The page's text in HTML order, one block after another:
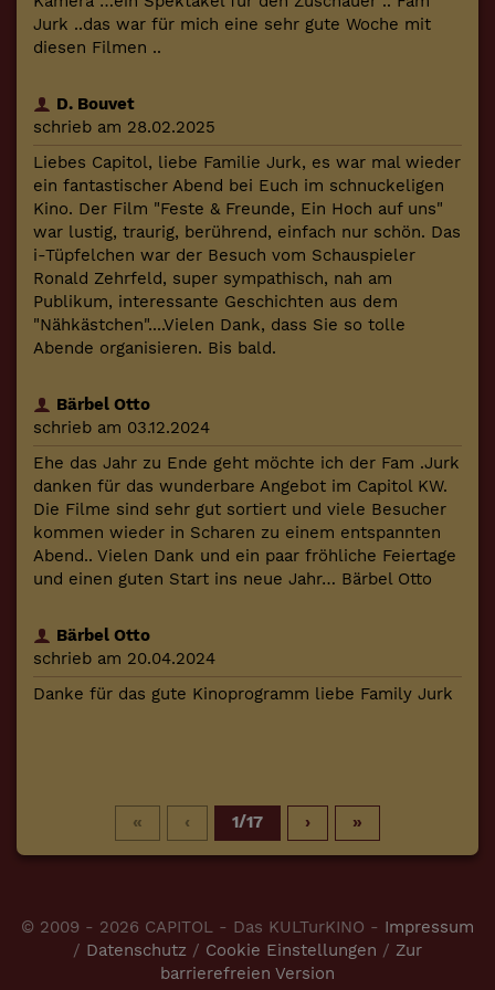
Jurk ..das war für mich eine sehr gute Woche mit
diesen Filmen ..
D. Bouvet
schrieb am 28.02.2025
Liebes Capitol, liebe Familie Jurk, es war mal wieder
ein fantastischer Abend bei Euch im schnuckeligen
Kino. Der Film "Feste & Freunde, Ein Hoch auf uns"
war lustig, traurig, berührend, einfach nur schön. Das
i-Tüpfelchen war der Besuch vom Schauspieler
Ronald Zehrfeld, super sympathisch, nah am
Publikum, interessante Geschichten aus dem
"Nähkästchen"....Vielen Dank, dass Sie so tolle
Abende organisieren. Bis bald.
Bärbel Otto
schrieb am 03.12.2024
Ehe das Jahr zu Ende geht möchte ich der Fam .Jurk
danken für das wunderbare Angebot im Capitol KW.
Die Filme sind sehr gut sortiert und viele Besucher
kommen wieder in Scharen zu einem entspannten
Abend.. Vielen Dank und ein paar fröhliche Feiertage
und einen guten Start ins neue Jahr… Bärbel Otto
Bärbel Otto
schrieb am 20.04.2024
Danke für das gute Kinoprogramm liebe Family Jurk
« ‹ 1/17 › »
© 2009 - 2026 CAPITOL - Das KULTurKINO - Impressum
/ Datenschutz / Cookie Einstellungen / Zur
barrierefreien Version